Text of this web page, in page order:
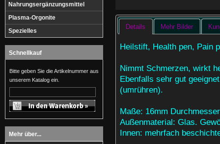
Nahrungsergänzungsmittel
Plasma-Orgonite
Spezielles
Schnellkauf
Bitte geben Sie die Artikelnummer aus
unserem Katalog ein.
Mehr über...
Details Mehr Bilder
Heilstift, Health pen, Pain
Nimmt Schmerzen, wirkt
Ebenfalls sehr gut
(umrühren).
Maße: 16mm
Außenmaterial: Glas.
Innen: mehrfach